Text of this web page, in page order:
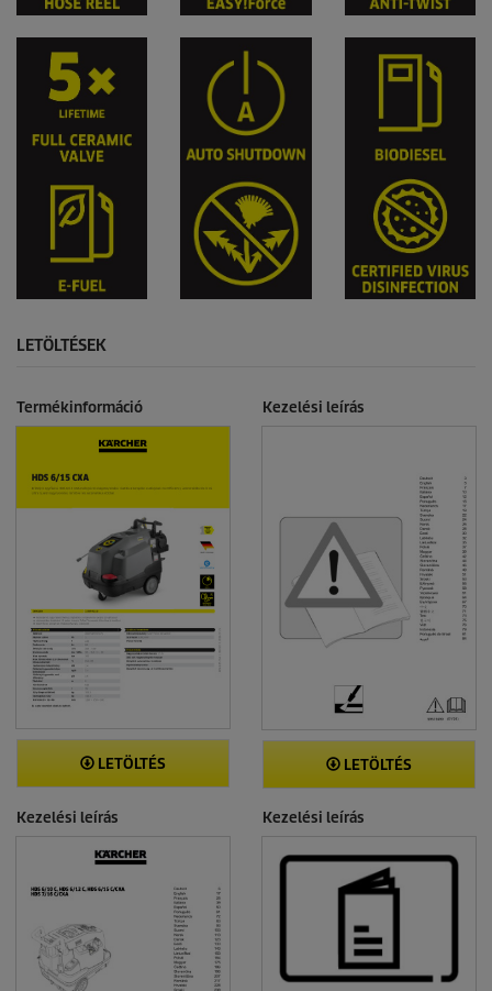
LETÖLTÉSEK
Termékinformáció
LETÖLTÉS
Kezelési leírás
LETÖLTÉS
Kezelési leírás Kezelési leírás